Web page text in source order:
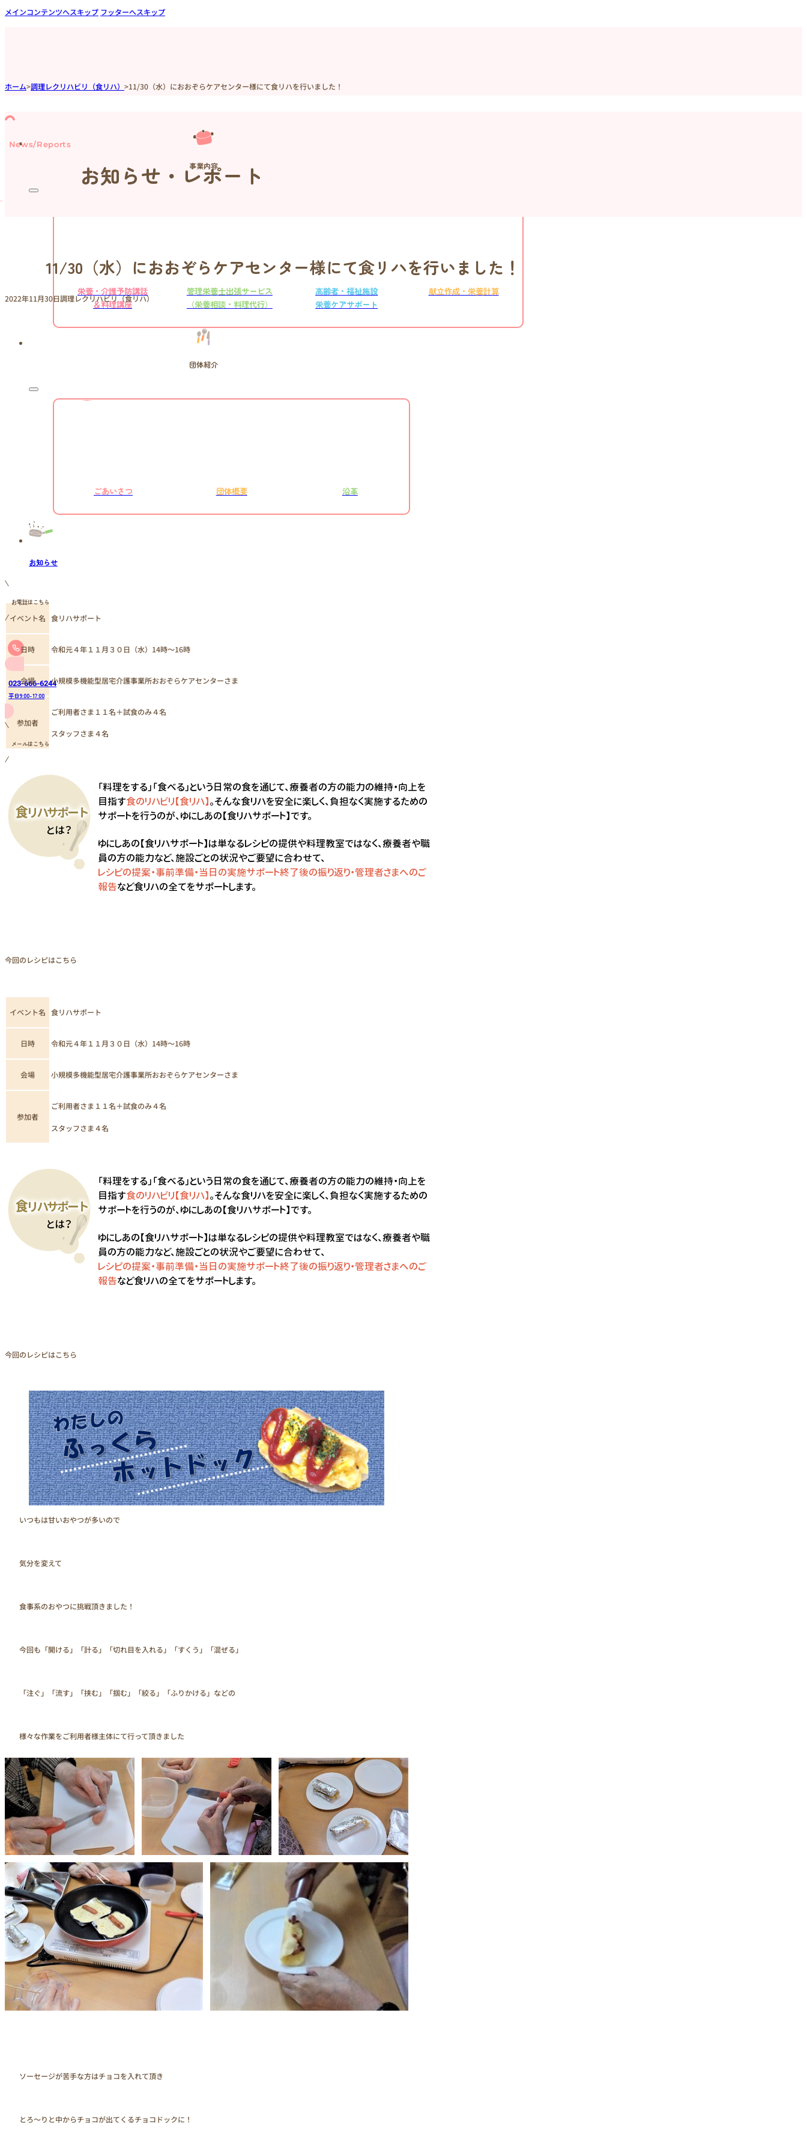
メインコンテンツへスキップ フッターへスキップ
事業内容
栄養・介護予防講話
＆料理講座
管理栄養士出張サービス
（栄養相談・料理代行）
高齢者・福祉施設
栄養ケアサポート
献立作成・栄養計算
団体紹介
ごあいさつ 団体概要 沿革
お知らせ
お電話はこちら
023-666-6244
平日9:00-17:00
メールはこちら
お問い合わせ
ホーム>調理レクリハビリ（食リハ） >11/30（水）におおぞらケアセンター様にて食リハを行いました！
News/Reports
お知らせ・レポート
11/30（水）におおぞらケアセンター様にて食リハを行いました！
2022年11月30日調理レクリハビリ（食リハ）
イベント名 食リハサポート
日時 令和元４年１１月３０日（水）14時～16時
会場 小規模多機能型居宅介護事業所おおぞらケアセンターさま
参加者
ご利用者さま１１名＋試食のみ４名
スタッフさま４名
今回のレシピはこちら
イベント名 食リハサポート
日時 令和元４年１１月３０日（水）14時～16時
会場 小規模多機能型居宅介護事業所おおぞらケアセンターさま
参加者
ご利用者さま１１名＋試食のみ４名
スタッフさま４名
今回のレシピはこちら
いつもは甘いおやつが多いので
気分を変えて
食事系のおやつに挑戦頂きました！
今回も「開ける」「計る」「切れ目を入れる」「すくう」「混ぜる」
「注ぐ」「流す」「挟む」「掴む」「絞る」「ふりかける」などの
様々な作業をご利用者様主体にて行って頂きました
ソーセージが苦手な方はチョコを入れて頂き
とろ～りと中からチョコが出てくるチョコドックに！